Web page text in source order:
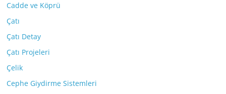
Cadde ve Köprü
Çatı
Çatı Detay
Çatı Projeleri
Çelik
Cephe Giydirme Sistemleri